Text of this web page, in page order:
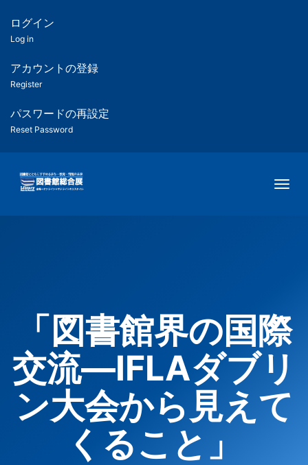
ツ
匿
名
ユ
ー
ー
用
メ
ログイン
Log in
アカウントの登録
Register
パスワードの再設定
Reset Password
「図書館界の国際
交流―IFLAダブリ
ン大会から見えて
くること」